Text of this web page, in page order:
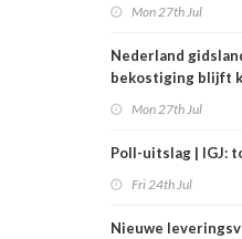
Mon 27th Jul
Nederland
bekostiging blijft
Mon 27th Jul
Poll-uitslag | IGJ:
Fri 24th Jul
Nieuwe